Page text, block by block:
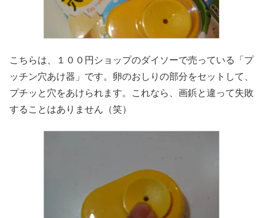
こちらは、１００円ショップのダイソーで売っている「プ
ッチン穴あけ器」です。卵のおしりの部分をセットして、
プチッと穴をあけられます。これなら、画鋲と違って失敗
することはありません（笑）